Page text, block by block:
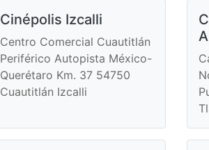
Cinépolis Izcalli
Centro Comercial Cuautitlán
Periférico Autopista México-
Querétaro Km. 37 54750
Cuautitlán Izcalli